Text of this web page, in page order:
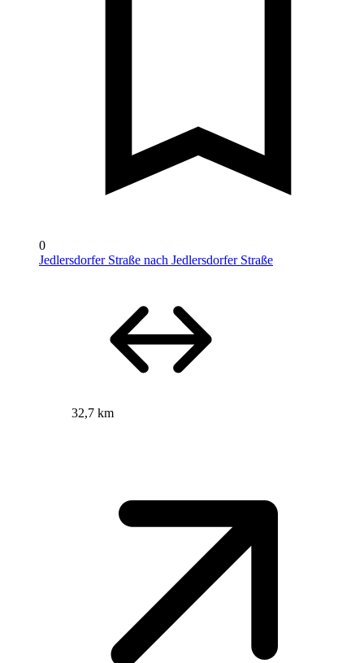
0
Jedlersdorfer Straße nach Jedlersdorfer Straße
32,7 km